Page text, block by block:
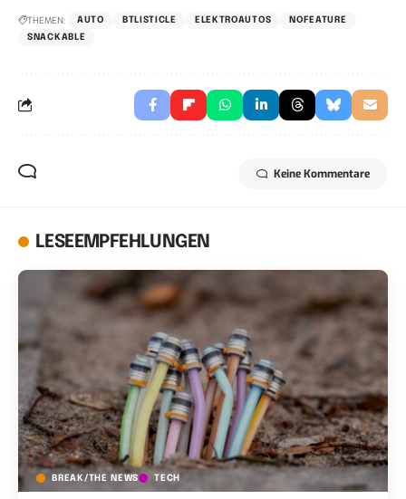
THEMEN: AUTO BTLISTICLE ELEKTROAUTOS
NOFEATURE
SNACKABLE
Keine Kommentare
LESEEMPFEHLUNGEN
BREAK/THE NEWS TECH